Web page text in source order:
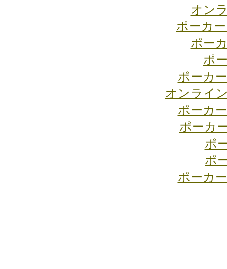
オン
ポーカ
ポー
ポ
ポーカ
オンライ
ポーカ
ポーカ
ポ
ポ
ポーカ